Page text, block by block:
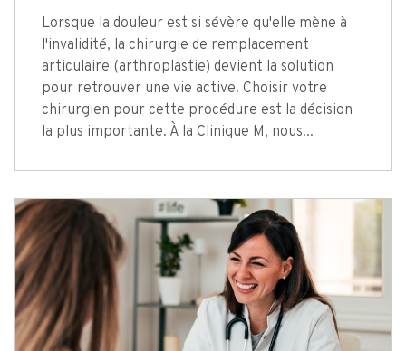
Lorsque la douleur est si sévère qu'elle mène à
l'invalidité, la chirurgie de remplacement
articulaire (arthroplastie) devient la solution
pour retrouver une vie active. Choisir votre
chirurgien pour cette procédure est la décision
la plus importante. À la Clinique M, nous...